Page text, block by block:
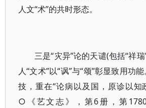
人文“术”的共时形态。
三是“灾异”论的天谴(包括“祥
人“文术”以“讽”与“颂”彰显致用功
技，重在“论病以及国，原诊以知
○《艺文志》，第6册，第